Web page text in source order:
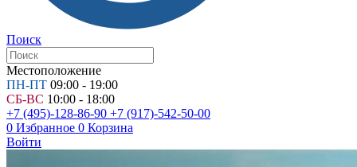
Поиск
Местоположение
ПН-ПТ 09:00 - 19:00
СБ-ВС 10:00 - 18:00
+7 (495)-128-86-90 +7 (917)-542-50-00
0 Избранное 0 Корзина
Войти